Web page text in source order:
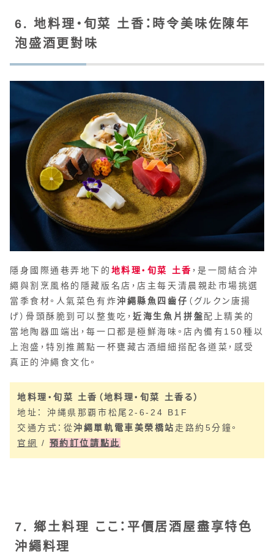
6. 地料理・旬菜 土香：時令美味佐陳年
泡盛酒更對味
隱身國際通巷弄地下的 地料理・旬菜 土香 ，是一間結合沖
繩與割烹風格的隱藏版名店，店主每天清晨親赴市場挑選
當季食材。人氣菜色有炸沖繩縣魚四齒仔 （グルクン唐揚
げ）骨頭酥脆到可以整隻吃，近海生魚片拼盤配上精美的
當地陶器皿端出，每一口都是極鮮海味。店內備有150種以
上泡盛，特別推薦點一杯甕藏古酒細細搭配各道菜，感受
真正的沖繩食文化。
地料理・旬菜 土香（地料理・旬菜 土香る）
地址： 沖縄県那覇市松尾2-6-24 B1F
交通方式：從沖繩單軌電車美榮橋站 走路約5分鐘。
官網
/ 預約訂位請點此
7. 鄉土料理 ここ：平價居酒屋盡享特色
沖繩料理